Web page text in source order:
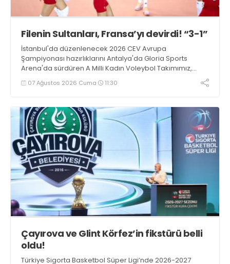
Filenin Sultanları, Fransa’yı devirdi! “3-1”
İstanbul'da düzenlenecek 2026 CEV Avrupa
Şampiyonası hazırlıklarını Antalya'da Gloria Sports
Arena'da sürdüren A Milli Kadın Voleybol Takımımız,
Fransa ile oynadığı hazırlık maçından 3-1 galip ayrıldı.
07 Ağustos 2026 Cuma 11:30
Çayırova ve Glint Körfez’in fikstürü belli
oldu!
Türkiye Sigorta Basketbol Süper Ligi’nde 2026-2027